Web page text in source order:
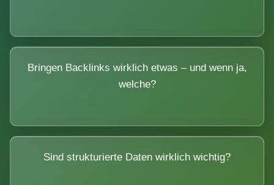
Bringen Backlinks wirklich etwas – und wenn ja,
welche?
Sind strukturierte Daten wirklich wichtig?